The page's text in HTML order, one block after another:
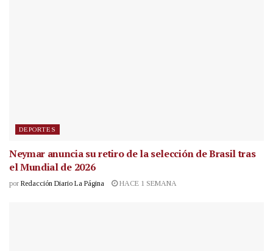
DEPORTES
Neymar anuncia su retiro de la selección de Brasil tras
el Mundial de 2026
por Redacción Diario La Página HACE 1 SEMANA